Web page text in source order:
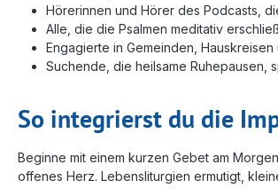
Hörerinnen und Hörer des Podcasts,
Alle, die die Psalmen meditativ
Engagierte in Gemeinden,
Suchende, die heilsame Ruhepausen,
So integrierst du die
Beginne mit einem kurzen Gebet am
offenes Herz. Lebensliturgien ermutigt,